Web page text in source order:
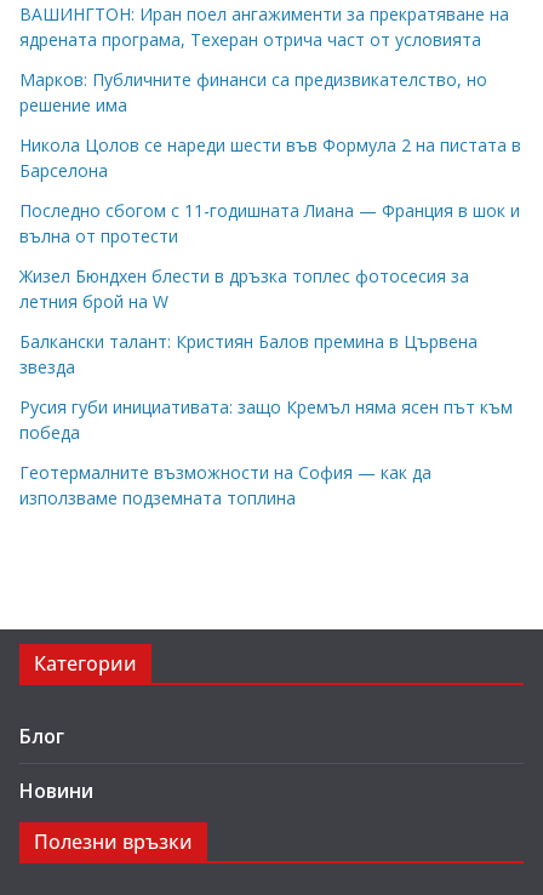
ВАШИНГТОН: Иран поел ангажименти за прекратяване на
ядрената програма, Техеран отрича част от условията
Марков: Публичните финанси са предизвикателство, но
решение има
Никола Цолов се нареди шести във Формула 2 на пистата в
Барселона
Последно сбогом с 11-годишната Лиана — Франция в шок и
вълна от протести
Жизел Бюндхен блести в дръзка топлес фотосесия за
летния брой на W
Балкански талант: Кристиян Балов премина в Цървена
звезда
Русия губи инициативата: защо Кремъл няма ясен път към
победа
Геотермалните възможности на София — как да
използваме подземната топлина
Категории
Блог
Новини
Полезни връзки